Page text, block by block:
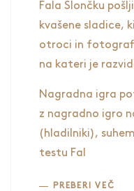
Fala Slončku
kvašene sladice,
otroci in
na kateri je
Fala Slonček bo
• 20 x komplet:
• 10 x otroški
Nagradna igra
z nagradno igro
(hladilniki),
testu Fal
PREBERI VEČ